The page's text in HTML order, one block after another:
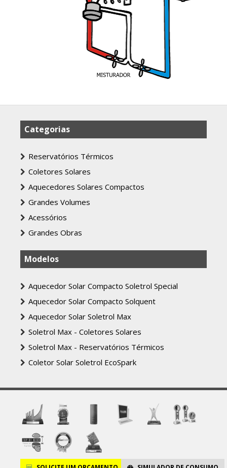
Categorias
Reservatórios Térmicos
Coletores Solares
Aquecedores Solares Compactos
Grandes Volumes
Acessórios
Grandes Obras
Modelos
Aquecedor Solar Compacto Soletrol Special
Aquecedor Solar Compacto Solquent
Aquecedor Solar Soletrol Max
Soletrol Max - Coletores Solares
Soletrol Max - Reservatórios Térmicos
Coletor Solar Soletrol EcoSpark